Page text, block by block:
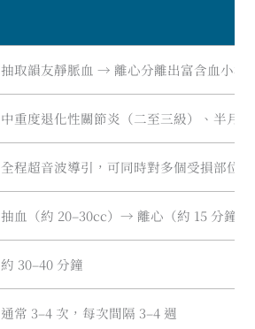
抽取韻友靜脈血 → 離心分離出富含血小板
中重度退化性關節炎（二至三級）、半月
全程超音波導引，可同時對多個受損部位
抽血（約 20–30cc）→ 離心（約 15 分鐘
約 30–40 分鐘
通常 3–4 次，每次間隔 3–4 週